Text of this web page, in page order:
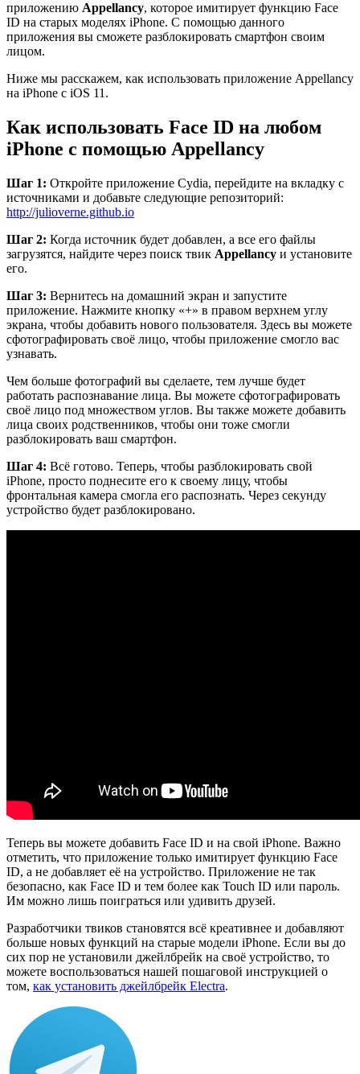
приложению Appellancy, которое имитирует функцию Face
ID на старых моделях iPhone. С помощью данного
приложения вы сможете разблокировать смартфон своим
лицом.
Ниже мы расскажем, как использовать приложение Appellancy
на iPhone с iOS 11.
Как использовать Face ID на любом
iPhone с помощью Appellancy
Шаг 1: Откройте приложение Cydia, перейдите на вкладку с
источниками и добавьте следующие репозиторий:
http://julioverne.github.io
Шаг 2: Когда источник будет добавлен, а все его файлы
загрузятся, найдите через поиск твик Appellancy и установите
его.
Шаг 3: Вернитесь на домашний экран и запустите
приложение. Нажмите кнопку «+» в правом верхнем углу
экрана, чтобы добавить нового пользователя. Здесь вы можете
сфотографировать своё лицо, чтобы приложение смогло вас
узнавать.
Чем больше фотографий вы сделаете, тем лучше будет
работать распознавание лица. Вы можете сфотографировать
своё лицо под множеством углов. Вы также можете добавить
лица своих родственников, чтобы они тоже смогли
разблокировать ваш смартфон.
Шаг 4: Всё готово. Теперь, чтобы разблокировать свой
iPhone, просто поднесите его к своему лицу, чтобы
фронтальная камера смогла его распознать. Через секунду
устройство будет разблокировано.
Теперь вы можете добавить Face ID и на свой iPhone. Важно
отметить, что приложение только имитирует функцию Face
ID, а не добавляет её на устройство. Приложение не так
безопасно, как Face ID и тем более как Touch ID или пароль.
Им можно лишь поиграться или удивить друзей.
Разработчики твиков становятся всё креативнее и добавляют
больше новых функций на старые модели iPhone. Если вы до
сих пор не установили джейлбрейк на своё устройство, то
можете воспользоваться нашей пошаговой инструкцией о
том, как установить джейлбрейк Electra.